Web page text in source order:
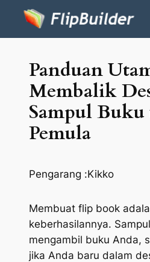
Panduan
Membalik
Sampul
Pemula
Pengarang :Kikko
Membuat flip book
keberhasilannya.
mengambil buku Anda,
jika Anda baru dalam